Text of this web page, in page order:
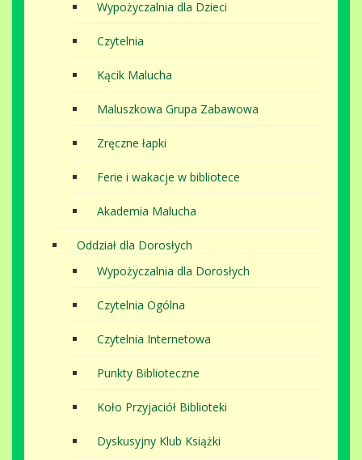
Wypożyczalnia dla Dzieci
Czytelnia
Kącik Malucha
Maluszkowa Grupa Zabawowa
Zręczne łapki
Ferie i wakacje w bibliotece
Akademia Malucha
Oddział dla Dorosłych
Wypożyczalnia dla Dorosłych
Czytelnia Ogólna
Czytelnia Internetowa
Punkty Biblioteczne
Koło Przyjaciół Biblioteki
Dyskusyjny Klub Książki